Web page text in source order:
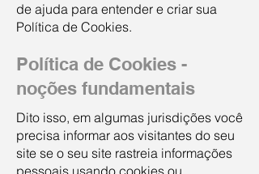
de ajuda para entender e criar sua
Política de Cookies.
Política de Cookies -
noções fundamentais
Dito isso, em algumas jurisdições você
precisa informar aos visitantes do seu
site se o seu site rastreia informações
pessoais usando cookies ou